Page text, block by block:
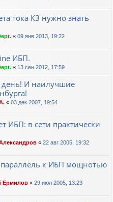
тока КЗ нужно знать
« 09 янв 2013, 19:22
ИБП.
« 13 сен 2012, 17:59
день! И наилучшие
« 03 дек 2007, 19:54
ИБП: в сети практически
« 22 авг 2005, 19:32
к ИБП мощнотью
Ермилов « 29 июл 2005, 13:23